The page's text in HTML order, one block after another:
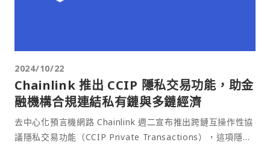
2024/10/22
Chainlink 推出 CCIP 隱私交易功能，助金
融機構合規連結私有鏈與多鏈經濟
去中心化預言機網路 Chainlink 週二宣布推出跨鏈互操作性協
議隱私交易功能（CCIP Private Transactions），這項隱私